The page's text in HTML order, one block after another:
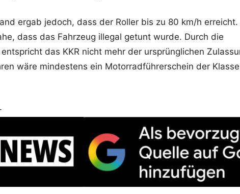
ergab jedoch, dass der Roller bis zu 80 km/h
dass das Fahrzeug illegal getunt wurde. Durch die
das KKR nicht mehr der ursprünglichen
wäre mindestens ein Motorradführerschein der Klasse